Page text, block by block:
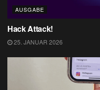
AUSGABE
Hack Attack!
25. JANUAR 2026